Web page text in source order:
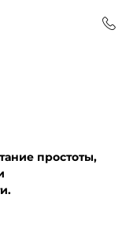
простоты,